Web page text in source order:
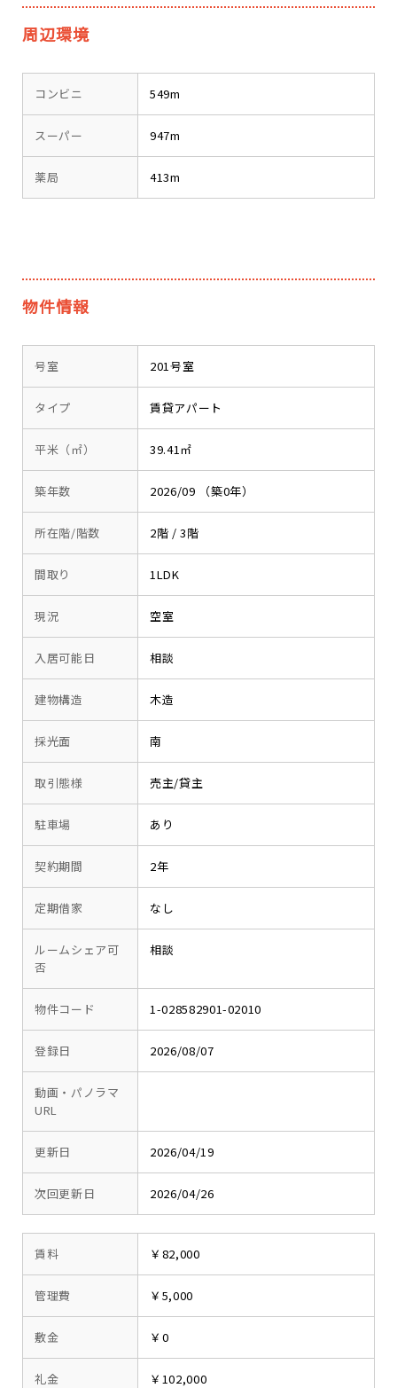
周辺環境
コンビニ 549m
スーパー 947m
薬局 413m
物件情報
号室 201号室
タイプ 賃貸アパート
平米（㎡） 39.41㎡
築年数 2026/09 （築0年）
所在階/階数 2階 / 3階
間取り 1LDK
現況 空室
入居可能日 相談
建物構造 木造
採光面 南
取引態様 売主/貸主
駐車場 あり
契約期間 2年
定期借家 なし
ルームシェア可
否
相談
物件コード 1-028582901-02010
登録日 2026/08/07
動画・パノラマ
URL
更新日 2026/04/19
次回更新日 2026/04/26
賃料 ￥82,000
管理費 ￥5,000
敷金 ￥0
礼金 ￥102,000